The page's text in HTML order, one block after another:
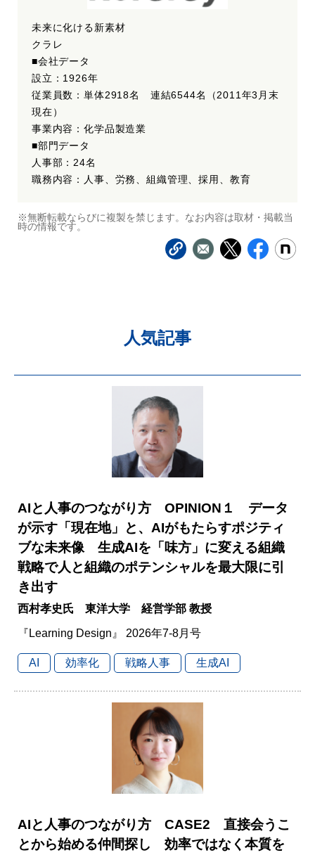
未来に化ける新素材
クラレ
■会社データ
設立：1926年
従業員数：単体2918名 連結6544名（2011年3月末
現在）
事業内容：化学品製造業
■部門データ
人事部：24名
職務内容：人事、労務、組織管理、採用、教育
※無断転載ならびに複製を禁じます。なお内容は取材・掲載当
時の情報です。
人気記事
AIと人事のつながり方 OPINION１ データ
が示す「現在地」と、AIがもたらすポジティ
ブな未来像 生成AIを「味方」に変える組織
戦略で人と組織のポテンシャルを最大限に引
き出す
西村孝史氏 東洋大学 経営学部 教授
『Learning Design』 2026年7-8月号
AI 効率化 戦略人事 生成AI
AIと人事のつながり方 CASE2 直接会うこ
とから始める仲間探し 効率ではなく本質を